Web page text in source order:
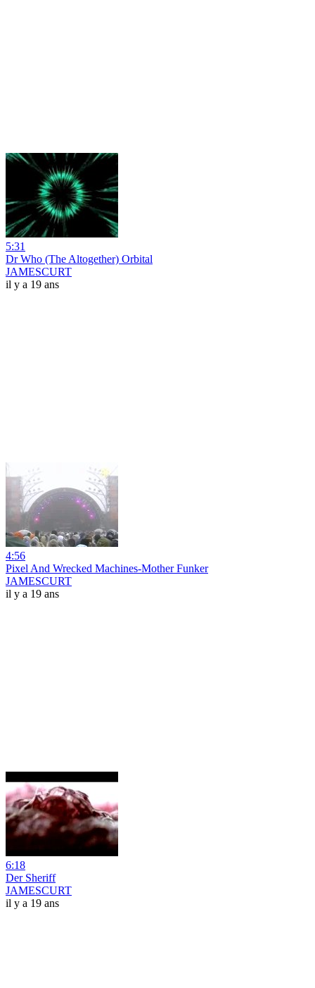
5:31
Dr Who (The Altogether) Orbital
JAMESCURT
il y a 19 ans
4:56
Pixel And Wrecked Machines-Mother Funker
JAMESCURT
il y a 19 ans
6:18
Der Sheriff
JAMESCURT
il y a 19 ans